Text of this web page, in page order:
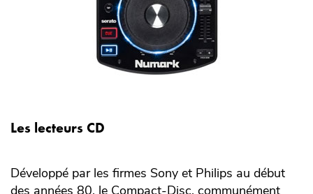
Les lecteurs CD
Développé par les firmes Sony et Philips au début
des années 80, le Compact-Disc, communément